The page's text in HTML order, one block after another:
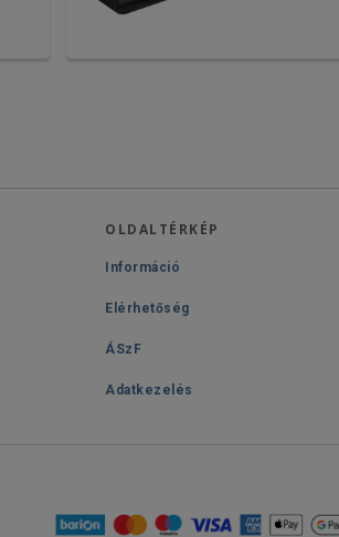
OLDALTÉRKÉP
Információ
Elérhetőség
ÁSzF
Adatkezelés